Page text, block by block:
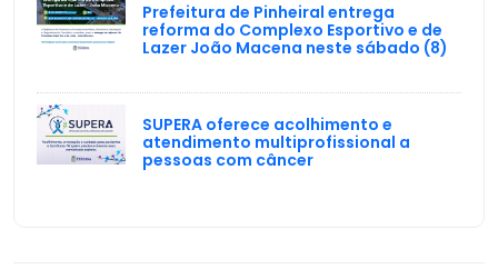
Prefeitura de Pinheiral entrega
reforma do Complexo Esportivo e de
Lazer João Macena neste sábado (8)
SUPERA oferece acolhimento e
atendimento multiprofissional a
pessoas com câncer